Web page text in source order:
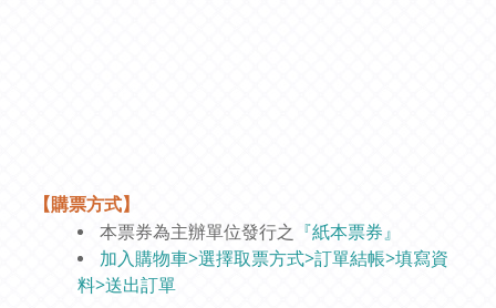
【購票方式】
本票券為主辦單位發行之 『紙本票券』
加入購物車>選擇取票方式>訂單結帳>填寫資
料>送出訂單